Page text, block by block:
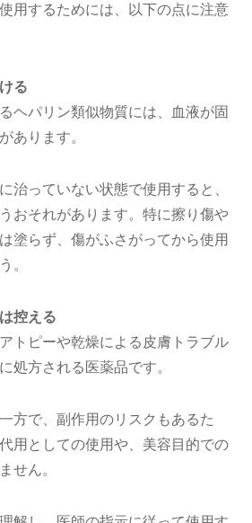
用するためには、以下の点に注意
る
ヘパリン類似物質には、血液が固
あります。
治っていない状態で使用すると、
おそれがあります。特に擦り傷や
塗らず、傷がふさがってから使用
。
控える
トピーや乾燥による皮膚トラブル
処方される医薬品です。
方で、副作用のリスクもあるた
用としての使用や、美容目的での
せん。